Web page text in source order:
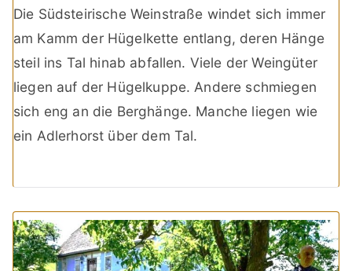
Die Südsteirische Weinstraße windet sich immer
am Kamm der Hügelkette entlang, deren Hänge
steil ins Tal hinab abfallen. Viele der Weingüter
liegen auf der Hügelkuppe. Andere schmiegen
sich eng an die Berghänge. Manche liegen wie
ein Adlerhorst über dem Tal.